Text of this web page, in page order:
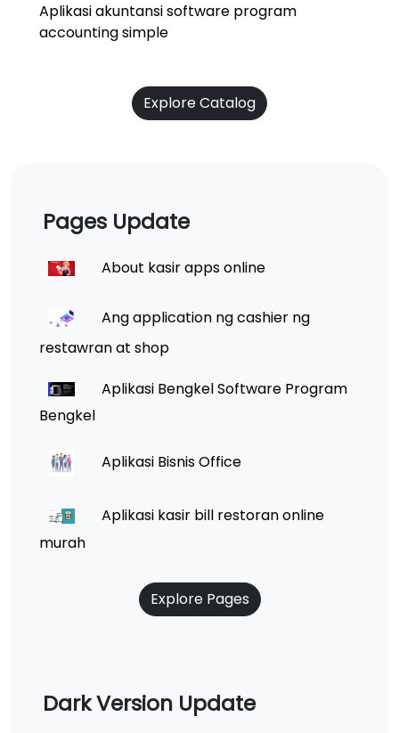
Aplikasi akuntansi software program
accounting simple
Explore Catalog
Pages Update
About kasir apps online
Ang application ng cashier ng
restawran at shop
Aplikasi Bengkel Software Program
Bengkel
Aplikasi Bisnis Office
Aplikasi kasir bill restoran online
murah
Explore Pages
Dark Version Update